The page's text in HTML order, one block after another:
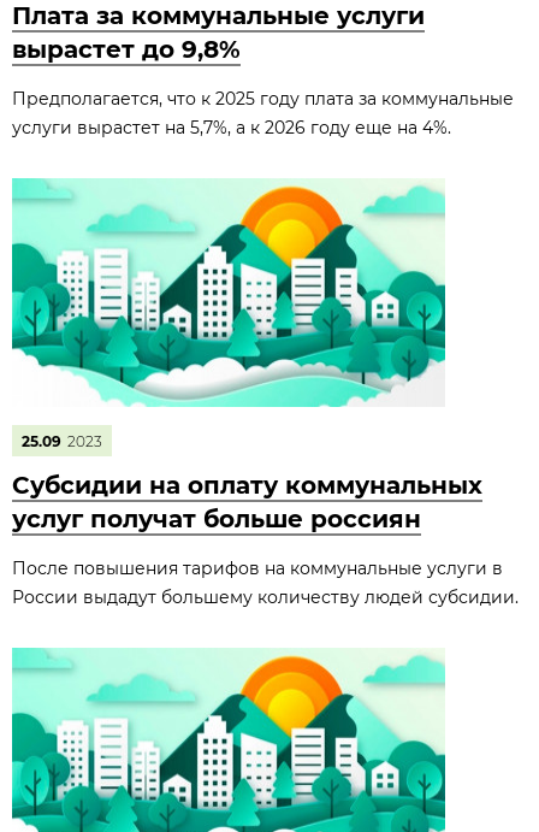
Плата за коммунальные услуги
вырастет до 9,8%
Предполагается, что к 2025 году плата за коммунальные
услуги вырастет на 5,7%, а к 2026 году еще на 4%.
25.09 2023
Субсидии на оплату коммунальных
услуг получат больше россиян
После повышения тарифов на коммунальные услуги в
России выдадут большему количеству людей субсидии.